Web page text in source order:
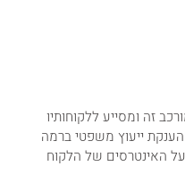
זה ומסייע ללקוחותיו
ייעוץ משפטי ברמה
האינטרסים של הלקוח